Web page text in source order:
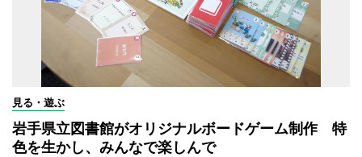
見る・遊ぶ
岩手県立図書館がオリジナルボードゲーム制作 特
色を生かし、みんなで楽しんで